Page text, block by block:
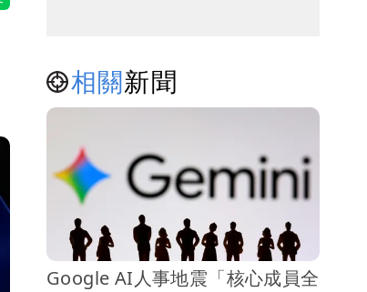
相關新聞
Google AI人事地震「核心成員全